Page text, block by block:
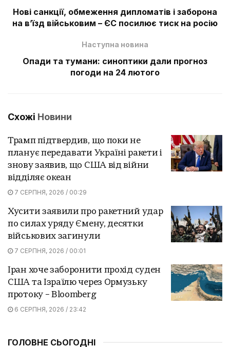
Нові санкції, обмеження дипломатів і заборона
на в’їзд військовим – ЄС посилює тиск на росію
Наступна новина
Опади та тумани: синоптики дали прогноз
погоди на 24 лютого
Схожі Новини
Трамп підтвердив, що поки не
планує передавати Україні ракети і
знову заявив, що США від війни
відділяє океан
7 СЕРПНЯ, 2026 / 00:29
Хусити заявили про ракетний удар
по силах уряду Ємену, десятки
військових загинули
7 СЕРПНЯ, 2026 / 00:01
Іран хоче заборонити прохід суден
США та Ізраїлю через Ормузьку
протоку – Bloomberg
6 СЕРПНЯ, 2026 / 23:42
ГОЛОВНЕ СЬОГОДНІ